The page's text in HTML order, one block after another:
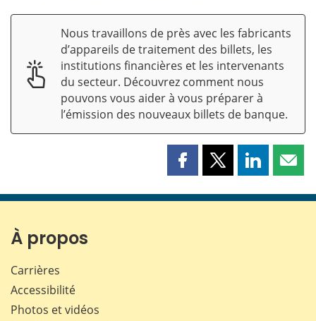
Nous travaillons de près avec les fabricants
d’appareils de traitement des billets, les
institutions financières et les intervenants
du secteur. Découvrez comment nous
pouvons vous aider à vous préparer à
l’émission des nouveaux billets de banque.
Partager
page
Partager
page
Partager
page page
À propos
Carrières
Accessibilité
Photos et vidéos